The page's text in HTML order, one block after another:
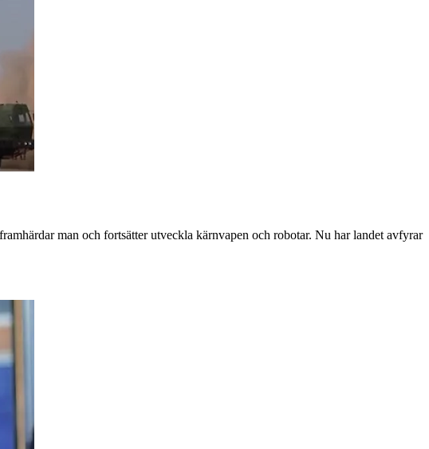
man och fortsätter utveckla kärnvapen och robotar. Nu har landet avfyrar